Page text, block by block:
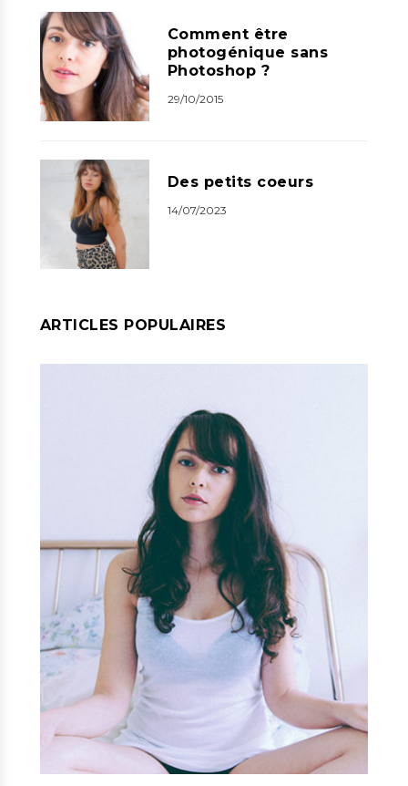
Comment être
photogénique sans
Photoshop ?
29/10/2015
Des petits coeurs
14/07/2023
ARTICLES POPULAIRES